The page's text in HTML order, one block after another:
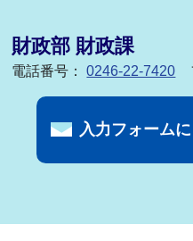
財政部 財政課
電話番号：0246-22-7420
入力フォーム